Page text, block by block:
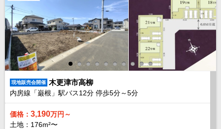
現地販売会開催 木更津市高柳
内房線「巌根」駅バス12分 停歩5分～5分
価格： 3,190万円～
土地：176m²〜